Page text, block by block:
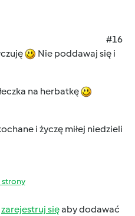
#16
Nie poddawaj się i
na herbatkę
i życzę miłej niedzieli
strony
zarejestruj sięaby dodawać